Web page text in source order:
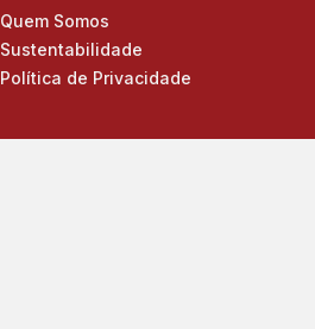
Quem Somos
Sustentabilidade
Política de Privacidade